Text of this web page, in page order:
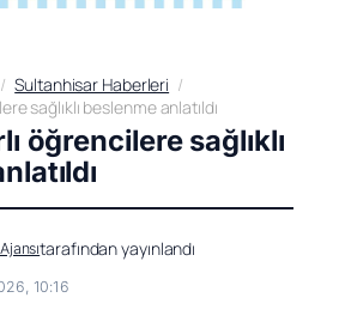
Sultanhisar Haberleri
sağlıklı beslenme anlatıldı
öğrencilere sağlıklı
tarafından yayınlandı
10:16